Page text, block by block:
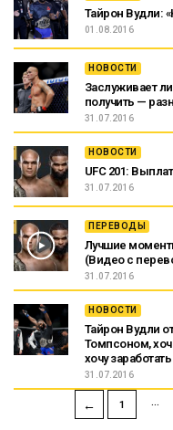
Тайрон Вудли:
01.08.2016
НОВОСТИ
Заслуживает
получить —
31.07.2016
НОВОСТИ
UFC 201:
31.07.2016
ПЕРЕВОДЫ
Лучшие
(Видео с
31.07.2016
НОВОСТИ
Тайрон Вудли
Томпсоном,
хочу
31.07.2016
← 1 …